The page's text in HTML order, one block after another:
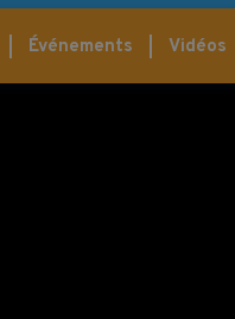
Événements Vidéos